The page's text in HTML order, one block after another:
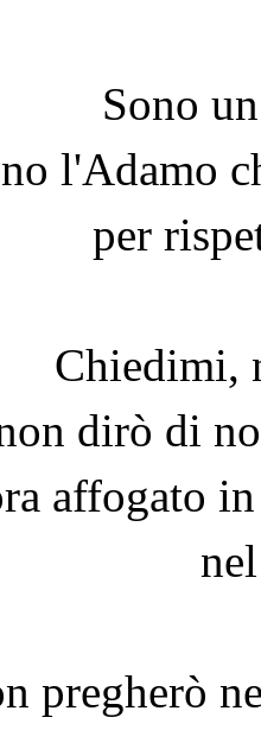
Sono
l'Adamo
per
Chiedimi,
dirò di
affogato
pregherò